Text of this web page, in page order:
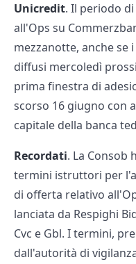
Unicredit. Il periodo
all'Ops su
mezzanotte, anche
diffusi mercoledì
prima finestra di
scorso 16 giugno con
capitale della banca
Recordati. La Consob
termini istruttori per
di offerta relativo
lanciata da Respighi
Cvc e Gbl. I termini,
dall'autorità di